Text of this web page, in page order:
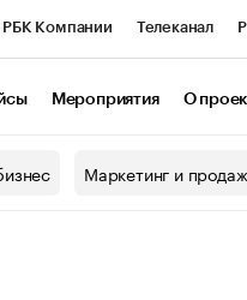
РБК Компании Телеканал
Мероприятия О
Маркетинг и